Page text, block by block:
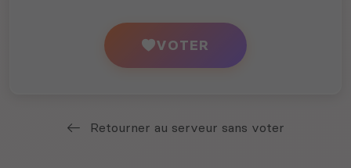
VOTER
Retourner au serveur sans voter